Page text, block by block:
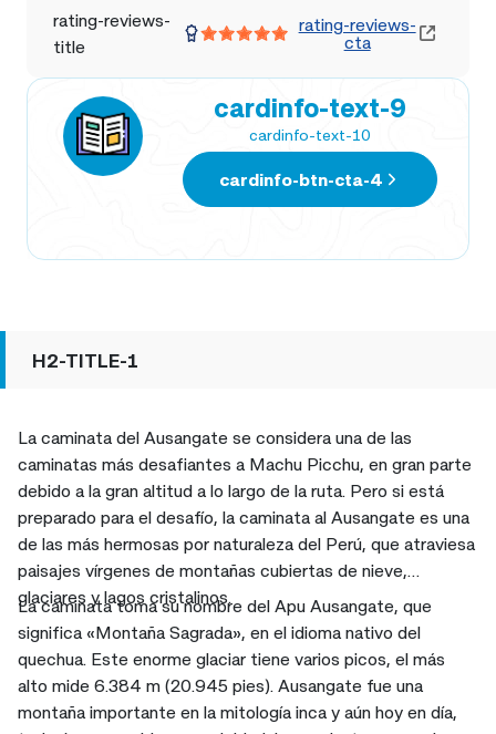
rating-reviews-
title
rating-reviews-
cta
cardinfo-text-9
cardinfo-text-10
cardinfo-btn-cta-4
H2-TITLE-1
La caminata del Ausangate se considera una de las
caminatas más desafiantes a Machu Picchu, en gran parte
debido a la gran altitud a lo largo de la ruta. Pero si está
preparado para el desafío, la caminata al Ausangate es una
de las más hermosas por naturaleza del Perú, que atraviesa
paisajes vírgenes de montañas cubiertas de nieve,
glaciares y lagos cristalinos.
La caminata toma su nombre del Apu Ausangate, que
significa «Montaña Sagrada», en el idioma nativo del
quechua. Este enorme glaciar tiene varios picos, el más
alto mide 6.384 m (20.945 pies). Ausangate fue una
montaña importante en la mitología inca y aún hoy en día,